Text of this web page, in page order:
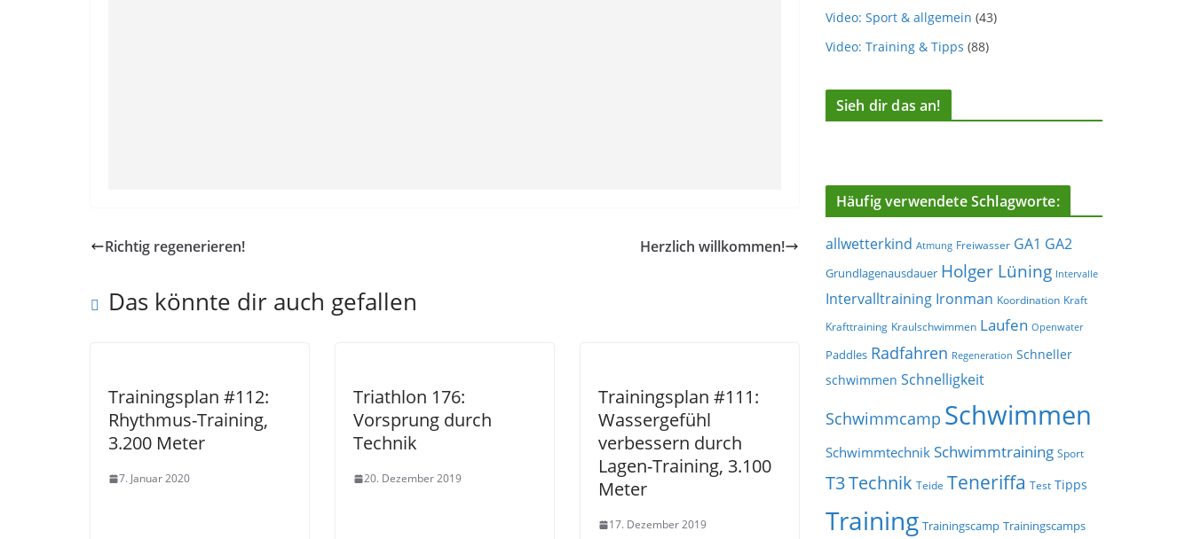
Richtig regenerieren! Herzlich willkommen!
Das könnte dir auch gefallen
Trainingsplan #112:
Rhythmus-Training,
3.200 Meter
7. Januar 2020
Triathlon 176:
Vorsprung durch
Technik
20. Dezember 2019
Trainingsplan #111:
Wassergefühl
verbessern durch
Lagen-Training, 3.100
Meter
17. Dezember 2019
Video: Sport & allgemein (43)
Video: Training & Tipps (88)
Sieh dir das an!
Häufig verwendete Schlagworte:
allwetterkind Atmung Freiwasser GA1 GA2
Grundlagenausdauer Holger Lüning Intervalle
Intervalltraining Ironman Koordination Kraft
Krafttraining Kraulschwimmen Laufen Openwater
Paddles Radfahren Regeneration Schneller
schwimmen Schnelligkeit
Schwimmcamp Schwimmen
Schwimmtechnik Schwimmtraining Sport
T3Technik Teide Teneriffa Test Tipps
Training Trainingscamp Trainingscamps